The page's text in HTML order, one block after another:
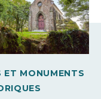
ET MONUMENTS